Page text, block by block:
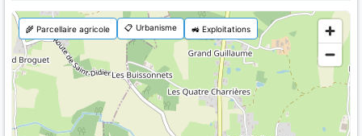
🌾 Parcellaire agricole 📋 Urbanisme 🚜 Exploitations